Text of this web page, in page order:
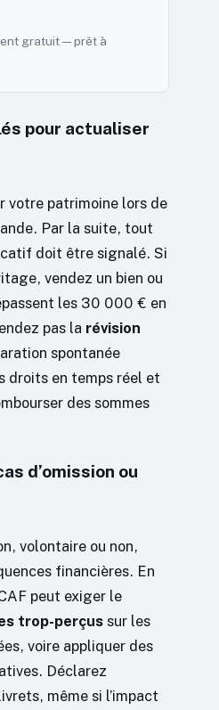
gratuit — prêt à
pour actualiser
votre patrimoine lors de
Par la suite, tout
doit être signalé. Si
vendez un bien ou
les 30 000 € en
pas la révision
spontanée
droits en temps réel et
des sommes
d’omission ou
volontaire ou non,
financières. En
peut exiger le
trop-perçus sur les
voire appliquer des
Déclarez
même si l’impact